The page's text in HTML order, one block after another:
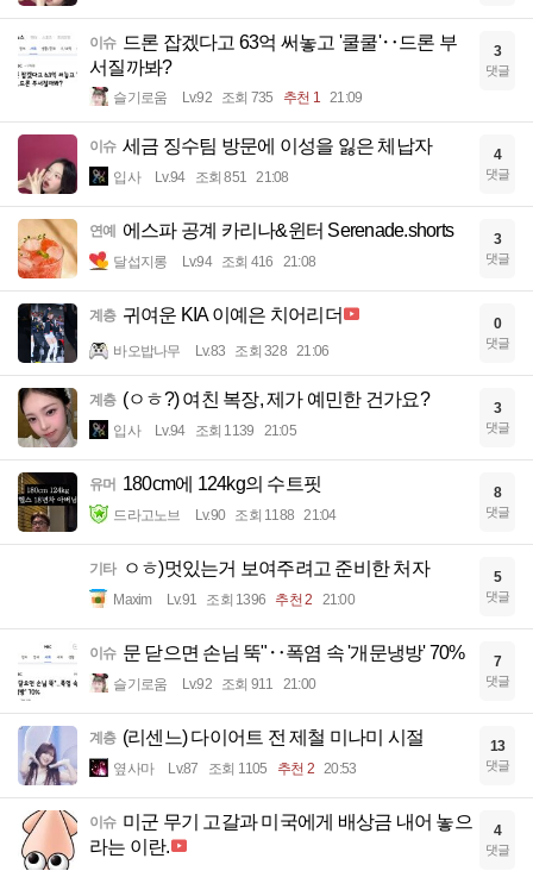
이슈 드론 잡겠다고 63억 써놓고 '쿨쿨'‥드론 부
서질까봐?
슬기로움 Lv.92 조회 735 추천 1 21:09
3
댓글
이슈 세금 징수팀 방문에 이성을 잃은 체납자
입사 Lv.94 조회 851 21:08
4
댓글
연예 에스파 공계 카리나&윈터 Serenade.shorts
달섭지롱 Lv.94 조회 416 21:08
3
댓글
계층 귀여운 KIA 이예은 치어리더
바오밥나무 Lv.83 조회 328 21:06
0
댓글
계층 (ㅇㅎ?) 여친 복장, 제가 예민한 건가요?
입사 Lv.94 조회 1139 21:05
3
댓글
유머 180cm에 124kg의 수트핏
드라고노브 Lv.90 조회 1188 21:04
8
댓글
기타 ㅇㅎ)멋있는거 보여주려고 준비한 처자
Maxim Lv.91 조회 1396 추천 2 21:00
5
댓글
이슈 문 닫으면 손님 뚝"‥폭염 속 '개문냉방' 70%
슬기로움 Lv.92 조회 911 21:00
7
댓글
계층 (리센느) 다이어트 전 제철 미나미 시절
옆사마 Lv.87 조회 1105 추천 2 20:53
13
댓글
이슈 미군 무기 고갈과 미국에게 배상금 내어 놓으
라는 이란.
4
댓글